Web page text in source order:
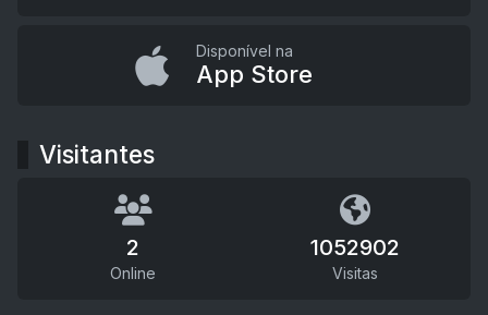
Disponível na
App Store
Visitantes
2
Online
1052902
Visitas